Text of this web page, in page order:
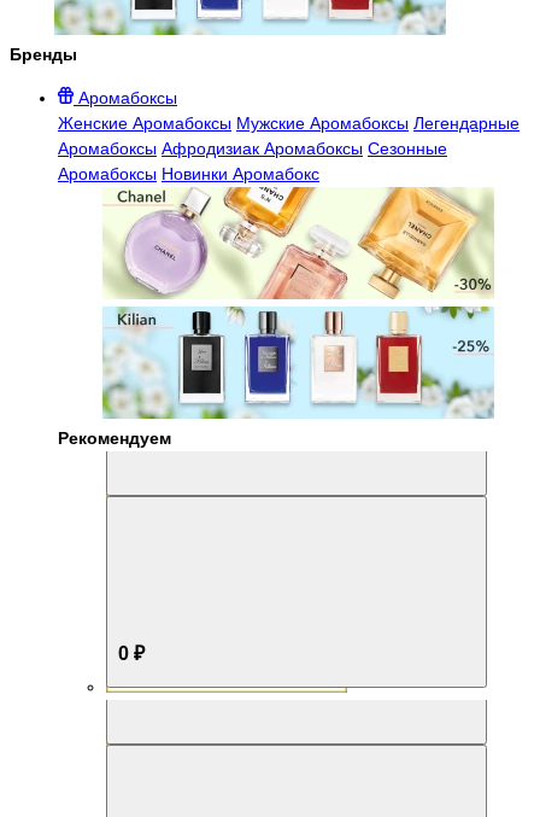
Бренды
Аромабоксы
Женские Аромабоксы Мужские Аромабоксы Легендарные
Аромабоксы Афродизиак Аромабоксы Сезонные
Аромабоксы Новинки Аромабокс
Рекомендуем
0 ₽